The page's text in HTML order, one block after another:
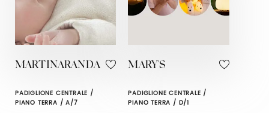
MARTINARANDA
PADIGLIONE CENTRALE /
PIANO TERRA / A/7
MARY'S
PADIGLIONE CENTRALE /
PIANO TERRA / D/1